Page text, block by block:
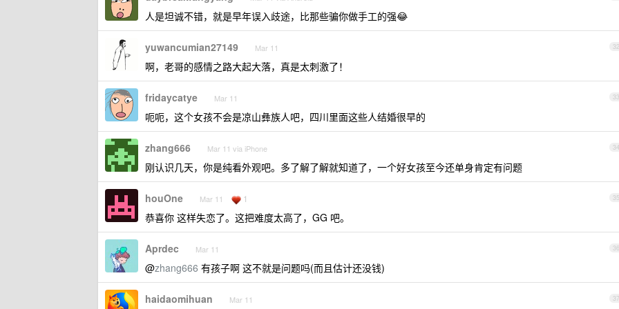
人是坦诚不错，就是早年误入歧途，比那些骗你做手工的强😂
32
yuwancumian27149 Mar 11
啊，老哥的感情之路大起大落，真是太刺激了！
33
fridaycatye Mar 11
呃呃，这个女孩不会是凉山彝族人吧，四川里面这些人结婚很早的
34
zhang666 Mar 11 via iPhone
刚认识几天，你是纯看外观吧。多了解了解就知道了，一个好女孩至今还单身肯定有问题
35
houOne Mar 11 1
恭喜你 这样失恋了。这把难度太高了，GG 吧。
36
Aprdec Mar 11
@zhang666 有孩子啊 这不就是问题吗(而且估计还没钱)
37
haidaomihuan Mar 11